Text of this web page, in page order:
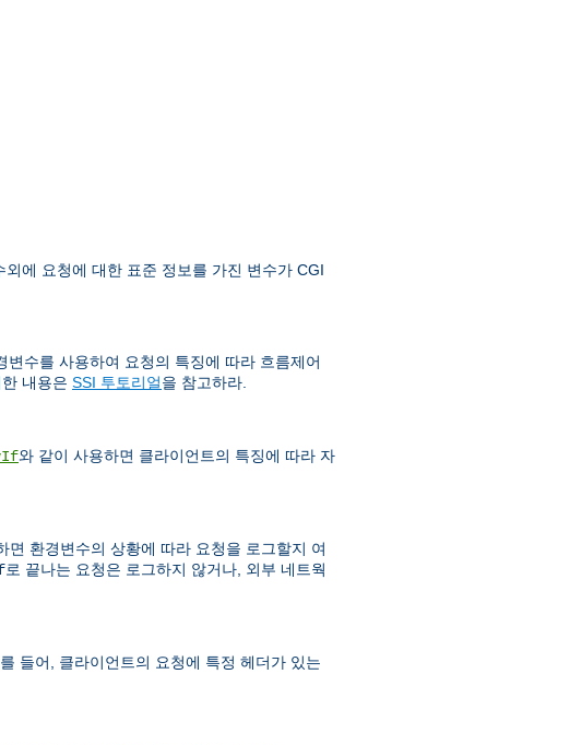
에 요청에 대한 표준 정보를 가진 변수가 CGI
수를 사용하여 요청의 특징에 따라 흐름제어
내용은 SSI 투토리얼을 참고하라.
와 같이 사용하면 클라이언트의 특징에 따라 자
면 환경변수의 상황에 따라 요청을 로그할지 여
로 끝나는 요청은 로그하지 않거나, 외부 네트웍
들어, 클라이언트의 요청에 특정 헤더가 있는